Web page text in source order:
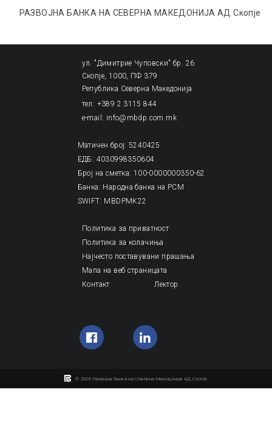
РАЗВОЈНА БАНКА НА СЕВЕРНА МАКЕДОНИЈА АД Скопје
ул. "Димитрие Чуповски" бр. 26
Скопје, 1000, ПФ 379
Република Северна Македонија
тел: +389 2 3115 844
e-mail: info@mbdp.com.mk
Матичен број: 5240425
ЕДБ: 4030998350604
Број на сметка: 100-0000000350-62
Банка: Народна банка на РСМ
SWIFT: MBDPMK22
Политика за приватност
Политика за колачиња
Најчесто поставувани прашања
Мапа на веб страницата
Контакт
Лектор
© 2026 Развојна банка на Северна Македонијa АД Скопје.